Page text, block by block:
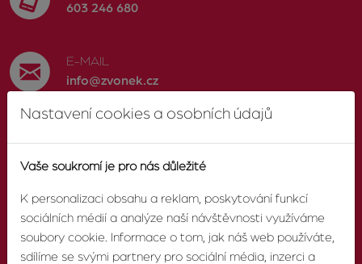
603 246 680
E-MAIL
info@zvonek.cz
O AGENTUŘE
Nastavení cookies a osobních údajů
Vaše soukromí je pro nás důležité
K personalizaci obsahu a reklam, poskytování funkcí
sociálních médií a analýze naší návštěvnosti využíváme
soubory cookie. Informace o tom, jak náš web používáte,
sdílíme se svými partnery pro sociální média, inzerci a